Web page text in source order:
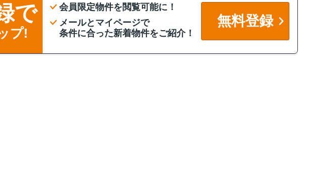
で
プ!
会員限定物件を閲覧可能に！
メールとマイページで
条件に合った新着物件をご紹介！
無料登録